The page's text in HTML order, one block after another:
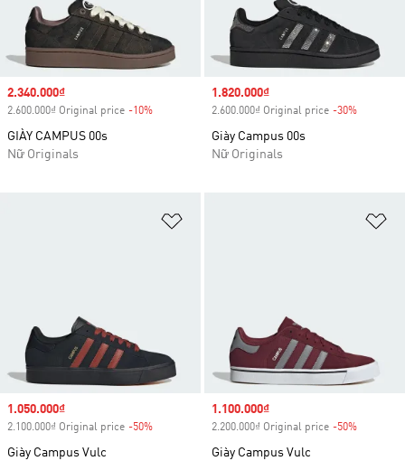
Sale price
2.340.000₫
2.600.000₫ Original price -10%
GIÀY CAMPUS 00s
Nữ Originals
Sale price
1.820.000₫
2.600.000₫ Original price -30%
Giày Campus 00s
Nữ Originals
Sale price
1.050.000₫
2.100.000₫ Original price -50%
Giày Campus Vulc
Sale price
1.100.000₫
2.200.000₫ Original price -50%
Giày Campus Vulc